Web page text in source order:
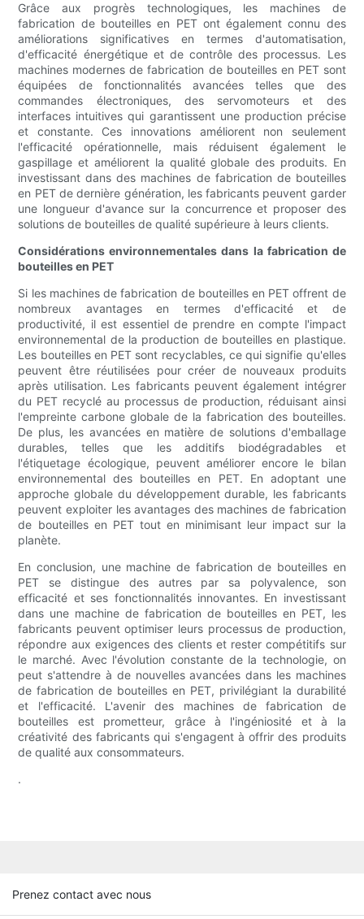
Grâce aux progrès technologiques, les machines de
fabrication de bouteilles en PET ont également connu des
améliorations significatives en termes d'automatisation,
d'efficacité énergétique et de contrôle des processus. Les
machines modernes de fabrication de bouteilles en PET sont
équipées de fonctionnalités avancées telles que des
commandes électroniques, des servomoteurs et des
interfaces intuitives qui garantissent une production précise
et constante. Ces innovations améliorent non seulement
l'efficacité opérationnelle, mais réduisent également le
gaspillage et améliorent la qualité globale des produits. En
investissant dans des machines de fabrication de bouteilles
en PET de dernière génération, les fabricants peuvent garder
une longueur d'avance sur la concurrence et proposer des
solutions de bouteilles de qualité supérieure à leurs clients.
Considérations environnementales dans la fabrication de
bouteilles en PET
Si les machines de fabrication de bouteilles en PET offrent de
nombreux avantages en termes d'efficacité et de
productivité, il est essentiel de prendre en compte l'impact
environnemental de la production de bouteilles en plastique.
Les bouteilles en PET sont recyclables, ce qui signifie qu'elles
peuvent être réutilisées pour créer de nouveaux produits
après utilisation. Les fabricants peuvent également intégrer
du PET recyclé au processus de production, réduisant ainsi
l'empreinte carbone globale de la fabrication des bouteilles.
De plus, les avancées en matière de solutions d'emballage
durables, telles que les additifs biodégradables et
l'étiquetage écologique, peuvent améliorer encore le bilan
environnemental des bouteilles en PET. En adoptant une
approche globale du développement durable, les fabricants
peuvent exploiter les avantages des machines de fabrication
de bouteilles en PET tout en minimisant leur impact sur la
planète.
En conclusion, une machine de fabrication de bouteilles en
PET se distingue des autres par sa polyvalence, son
efficacité et ses fonctionnalités innovantes. En investissant
dans une machine de fabrication de bouteilles en PET, les
fabricants peuvent optimiser leurs processus de production,
répondre aux exigences des clients et rester compétitifs sur
le marché. Avec l'évolution constante de la technologie, on
peut s'attendre à de nouvelles avancées dans les machines
de fabrication de bouteilles en PET, privilégiant la durabilité
et l'efficacité. L'avenir des machines de fabrication de
bouteilles est prometteur, grâce à l'ingéniosité et à la
créativité des fabricants qui s'engagent à offrir des produits
de qualité aux consommateurs.
.
Prenez contact avec nous